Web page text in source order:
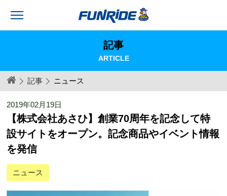
記事
ARTICLE
記事 ニュース
2019年02月19日
【株式会社あさひ】創業70周年を記念して特
設サイトをオープン。記念商品やイベント情報
を発信
ニュース